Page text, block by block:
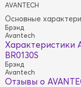
AVANTECH
Основные
Брэнд
Avantech
Характеристики
BR0130S
Брэнд
Avantech
Отзывы о